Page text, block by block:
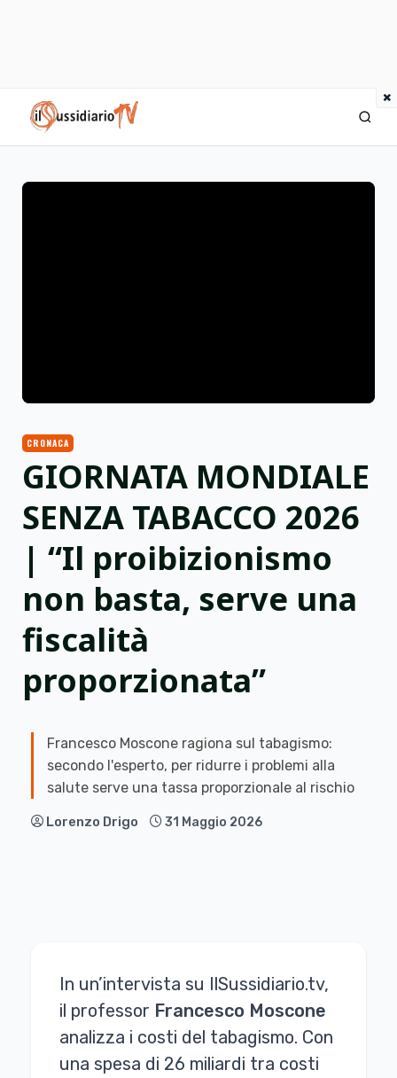
×
IlSussidiario TV
CRONACA
GIORNATA MONDIALE
SENZA TABACCO 2026
| “Il proibizionismo
non basta, serve una
fiscalità
proporzionata”
Francesco Moscone ragiona sul tabagismo:
secondo l'esperto, per ridurre i problemi alla
salute serve una tassa proporzionale al rischio
Lorenzo Drigo 31 Maggio 2026
In un’intervista su IlSussidiario.tv,
il professor Francesco Moscone
analizza i costi del tabagismo. Con
una spesa di 26 miliardi tra costi